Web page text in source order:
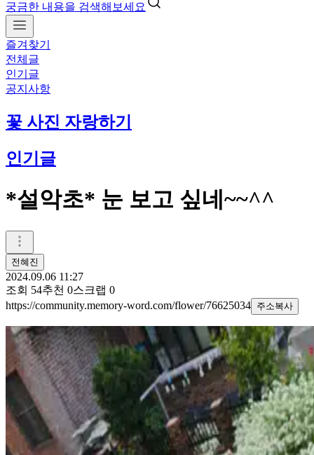
궁금한 내용을 검색해보세요
즐겨찾기
전체글
인기글
공지사항
꽃 사진 자랑하기
인기글
*설악초* 눈 보고 싶네~~^^
전혜진
2024.09.06 11:27
조회 54추천 0스크랩 0
https://community.memory-word.com/flower/76625034 주소복사